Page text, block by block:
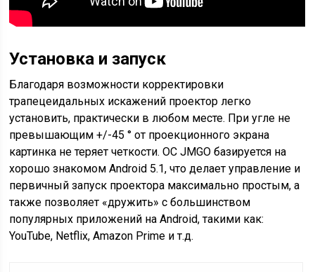
Установка и запуск
Благодаря возможности корректировки
трапецеидальных искажений проектор легко
установить, практически в любом месте. При угле не
превышающим +/-45 ° от проекционного экрана
картинка не теряет четкости. ОС JMGO базируется на
хорошо знакомом Android 5.1, что делает управление и
первичный запуск проектора максимально простым, а
также позволяет «дружить» с большинством
популярных приложений на Android, такими как:
YouTube, Netflix, Amazon Prime и т.д.